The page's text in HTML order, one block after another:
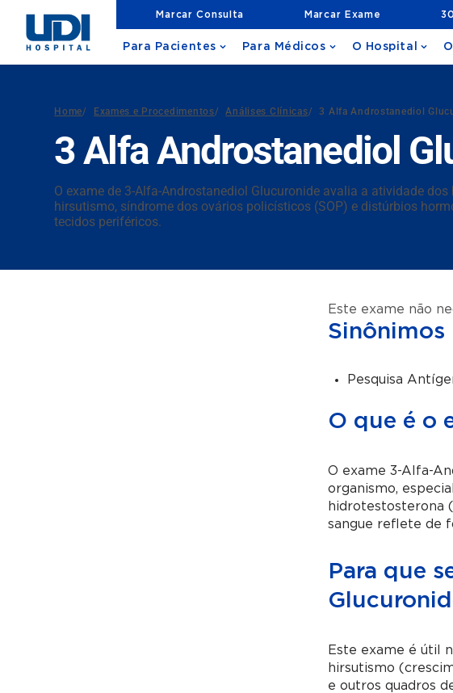
Marcar Consulta Marcar Exame
Para Pacientes Para Médicos O Hospital
Home/ Exames e Procedimentos/ Análises Clínicas/ 3 Alfa Androstanediol
3 Alfa Androstanediol
O exame de 3-Alfa-Androstanediol Glucuronide avalia a atividade
hirsutismo, síndrome dos ovários policísticos (SOP) e distúrbios
tecidos periféricos.
Este exame não
Sinônimos
Pesquisa
O que é o
O exame 3-Alfa-
organismo,
hidrotestosterona
sangue reflete de
Para que
Este exame é útil
hirsutismo
e outros quadros